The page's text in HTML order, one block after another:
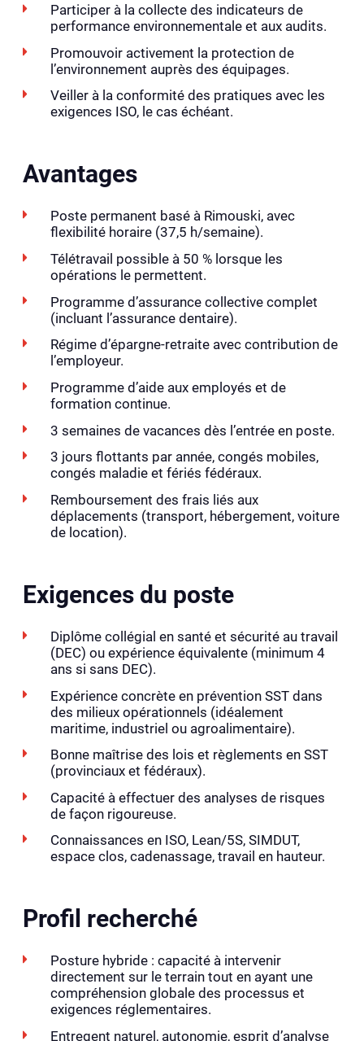
Participer à la collecte des indicateurs de
performance environnementale et aux audits.
Promouvoir activement la protection de
l’environnement auprès des équipages.
Veiller à la conformité des pratiques avec les
exigences ISO, le cas échéant.
Avantages
Poste permanent basé à Rimouski, avec
flexibilité horaire (37,5 h/semaine).
Télétravail possible à 50 % lorsque les
opérations le permettent.
Programme d’assurance collective complet
(incluant l’assurance dentaire).
Régime d’épargne-retraite avec contribution de
l’employeur.
Programme d’aide aux employés et de
formation continue.
3 semaines de vacances dès l’entrée en poste.
3 jours flottants par année, congés mobiles,
congés maladie et fériés fédéraux.
Remboursement des frais liés aux
déplacements (transport, hébergement, voiture
de location).
Exigences du poste
Diplôme collégial en santé et sécurité au travail
(DEC) ou expérience équivalente (minimum 4
ans si sans DEC).
Expérience concrète en prévention SST dans
des milieux opérationnels (idéalement
maritime, industriel ou agroalimentaire).
Bonne maîtrise des lois et règlements en SST
(provinciaux et fédéraux).
Capacité à effectuer des analyses de risques
de façon rigoureuse.
Connaissances en ISO, Lean/5S, SIMDUT,
espace clos, cadenassage, travail en hauteur.
Profil recherché
Posture hybride : capacité à intervenir
directement sur le terrain tout en ayant une
compréhension globale des processus et
exigences réglementaires.
Entregent naturel, autonomie, esprit d’analyse